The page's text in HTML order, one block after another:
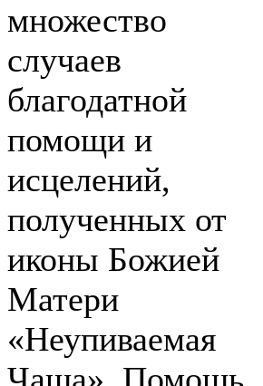
множество
случаев
благодатной
помощи и
исцелений,
полученных от
иконы Божией
Матери
«Неупиваемая